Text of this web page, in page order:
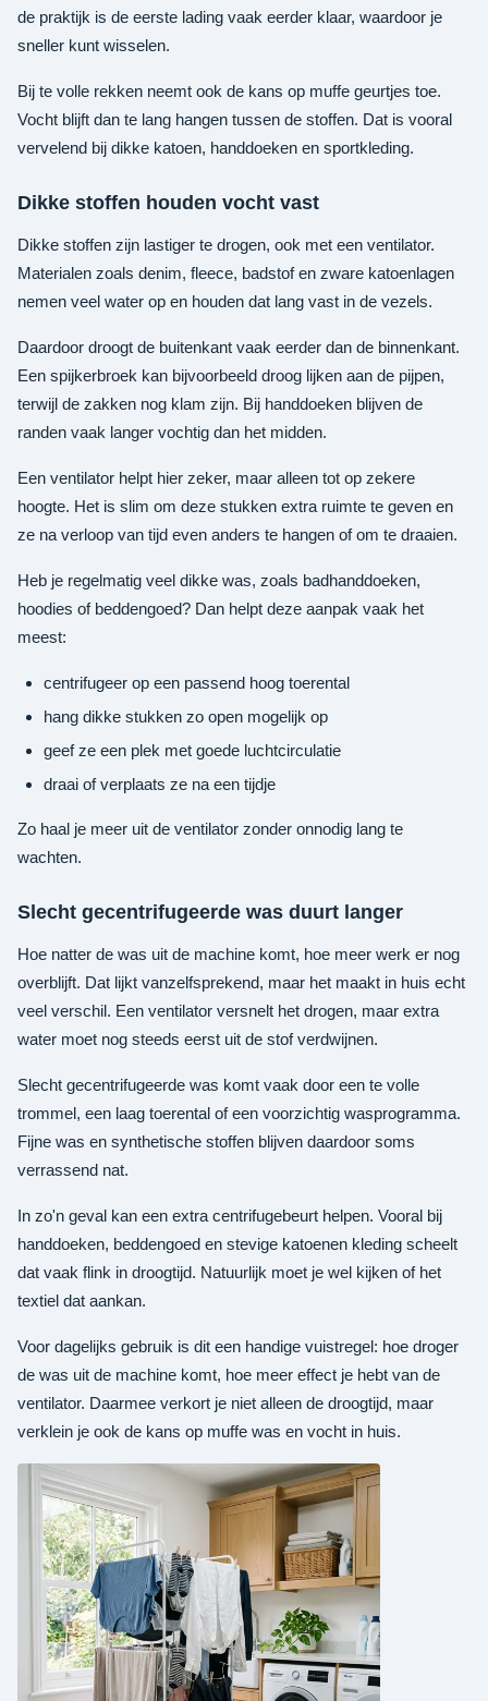
de praktijk is de eerste lading vaak eerder klaar, waardoor je
sneller kunt wisselen.
Bij te volle rekken neemt ook de kans op muffe geurtjes toe.
Vocht blijft dan te lang hangen tussen de stoffen. Dat is vooral
vervelend bij dikke katoen, handdoeken en sportkleding.
Dikke stoffen houden vocht vast
Dikke stoffen zijn lastiger te drogen, ook met een ventilator.
Materialen zoals denim, fleece, badstof en zware katoenlagen
nemen veel water op en houden dat lang vast in de vezels.
Daardoor droogt de buitenkant vaak eerder dan de binnenkant.
Een spijkerbroek kan bijvoorbeeld droog lijken aan de pijpen,
terwijl de zakken nog klam zijn. Bij handdoeken blijven de
randen vaak langer vochtig dan het midden.
Een ventilator helpt hier zeker, maar alleen tot op zekere
hoogte. Het is slim om deze stukken extra ruimte te geven en
ze na verloop van tijd even anders te hangen of om te draaien.
Heb je regelmatig veel dikke was, zoals badhanddoeken,
hoodies of beddengoed? Dan helpt deze aanpak vaak het
meest:
centrifugeer op een passend hoog toerental
hang dikke stukken zo open mogelijk op
geef ze een plek met goede luchtcirculatie
draai of verplaats ze na een tijdje
Zo haal je meer uit de ventilator zonder onnodig lang te
wachten.
Slecht gecentrifugeerde was duurt langer
Hoe natter de was uit de machine komt, hoe meer werk er nog
overblijft. Dat lijkt vanzelfsprekend, maar het maakt in huis echt
veel verschil. Een ventilator versnelt het drogen, maar extra
water moet nog steeds eerst uit de stof verdwijnen.
Slecht gecentrifugeerde was komt vaak door een te volle
trommel, een laag toerental of een voorzichtig wasprogramma.
Fijne was en synthetische stoffen blijven daardoor soms
verrassend nat.
In zo'n geval kan een extra centrifugebeurt helpen. Vooral bij
handdoeken, beddengoed en stevige katoenen kleding scheelt
dat vaak flink in droogtijd. Natuurlijk moet je wel kijken of het
textiel dat aankan.
Voor dagelijks gebruik is dit een handige vuistregel: hoe droger
de was uit de machine komt, hoe meer effect je hebt van de
ventilator. Daarmee verkort je niet alleen de droogtijd, maar
verklein je ook de kans op muffe was en vocht in huis.